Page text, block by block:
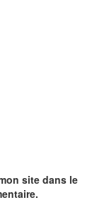
site dans le